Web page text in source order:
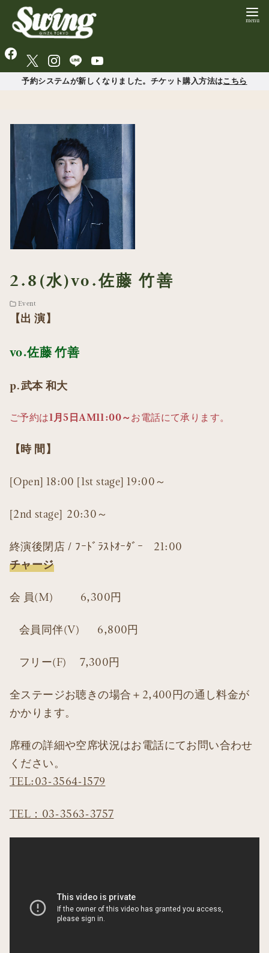
予約システムが新しくなりました。チケット購入方法はこちら
2.8(水)vo.佐藤 竹善
Event
【出 演】
vo.佐藤 竹善
p.武本 和大
ご予約は1月5日AM11:00～お電話にて承ります。
【時 間】
[Open] 18:00 [1st stage] 19:00～
[2nd stage] 20:30～
終演後閉店 / ﾌｰﾄﾞﾗｽﾄｵｰﾀﾞｰ 21:00
チャージ
会 員(M) 6,300円
会員同伴(V) 6,800円
フリー(F) 7,300円
全ステージお聴きの場合＋2,400円の通し料金が
かかります。
席種の詳細や空席状況はお電話にてお問い合わせ
ください。
TEL:03-3564-1579
TEL：03-3563-3757